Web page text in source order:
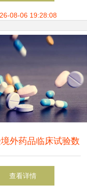
08-06 19:28:08
外药品临床试验数
息安全软件开发的
查看详情